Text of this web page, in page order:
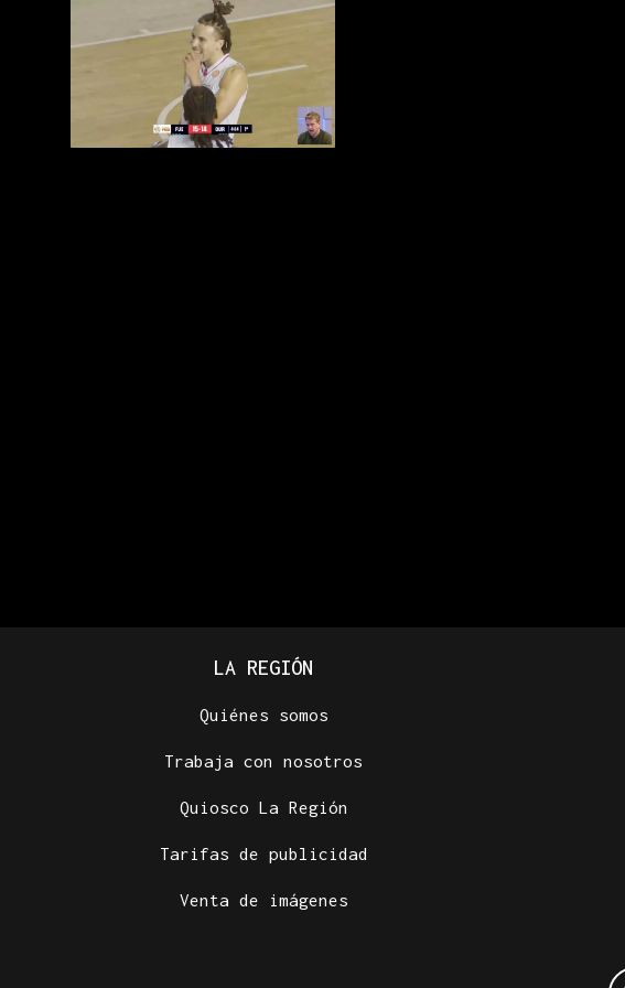
LA REGIÓN
Quiénes somos
Trabaja con nosotros
Quiosco La Región
Tarifas de publicidad
Venta de imágenes